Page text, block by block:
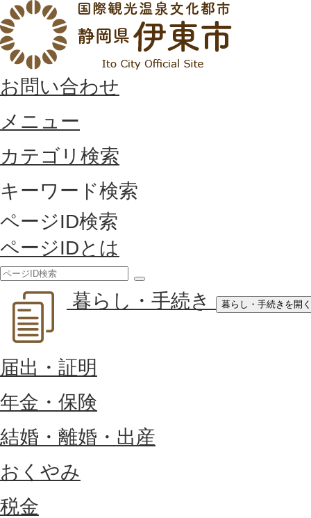
お問い合わせ
メニュー
カテゴリ検索
キーワード検索
ページID検索
ページIDとは
索
暮らし・手続き 暮らし・手続きを開く
届出・証明
年金・保険
結婚・離婚・出産
おくやみ
税金